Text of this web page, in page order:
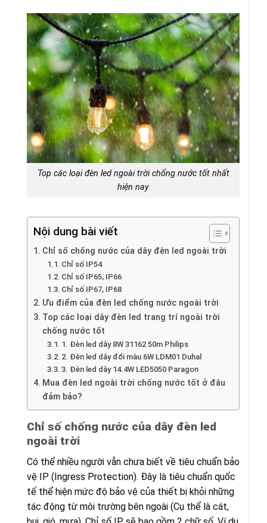
Top các loại đèn led ngoài trời chống nước tốt nhất
hiện nay
Nội dung bài viết
Chỉ số chống nước của dây đèn led ngoài trời
Chỉ số IP54
Chỉ số IP65, IP66
Chỉ số IP67, IP68
Ưu điểm của đèn led chống nước ngoài trời
Top các loại dây đèn led trang trí ngoài trời
chống nước tốt
1. Đèn led dây 8W 31162 50m Philips
2. Đèn led dây đổi màu 6W LDM01 Duhal
3. Đèn led dây 14.4W LED5050 Paragon
Mua đèn led ngoài trời chống nước tốt ở đâu
đảm bảo?
Chỉ số chống nước của dây đèn led
ngoài trời
Có thể nhiều người vẫn chưa biết về tiêu chuẩn bảo
vệ IP (Ingress Protection). Đây là tiêu chuẩn quốc
tế thể hiện mức độ bảo vệ của thiết bị khỏi những
tác động từ môi trường bên ngoài (Cụ thể là cát,